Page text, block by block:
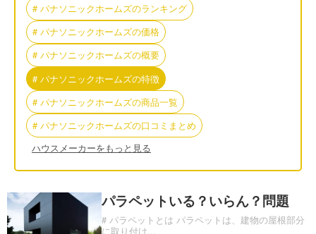
# パナソニックホームズのランキング
# パナソニックホームズの価格
# パナソニックホームズの概要
# パナソニックホームズの特徴
# パナソニックホームズの商品一覧
# パナソニックホームズの口コミまとめ
ハウスメーカーをもっと見る
パラペットいる？いらん？問題
# パラペットとは パラペットは、建物の屋根部分
に取り付け